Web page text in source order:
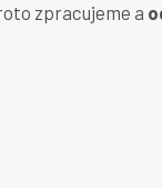
zpracujeme a